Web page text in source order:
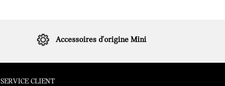
Accessoires d'origine Mini
SERVICE CLIENT